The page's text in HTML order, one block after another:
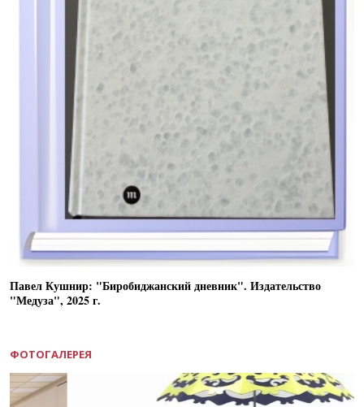
Павел Кушнир: "Биробиджанский дневник". Издательство
"Медуза", 2025 г.
ФОТОГАЛЕРЕЯ